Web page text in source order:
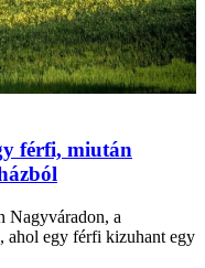
férfi, miután
Nagyváradon, a
ahol egy férfi kizuhant egy